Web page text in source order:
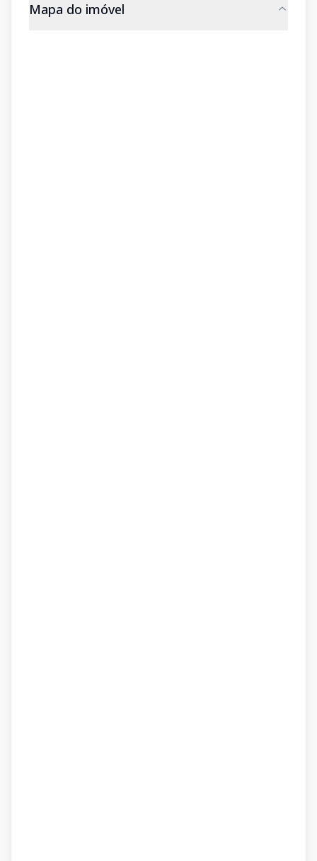
Mapa do imóvel